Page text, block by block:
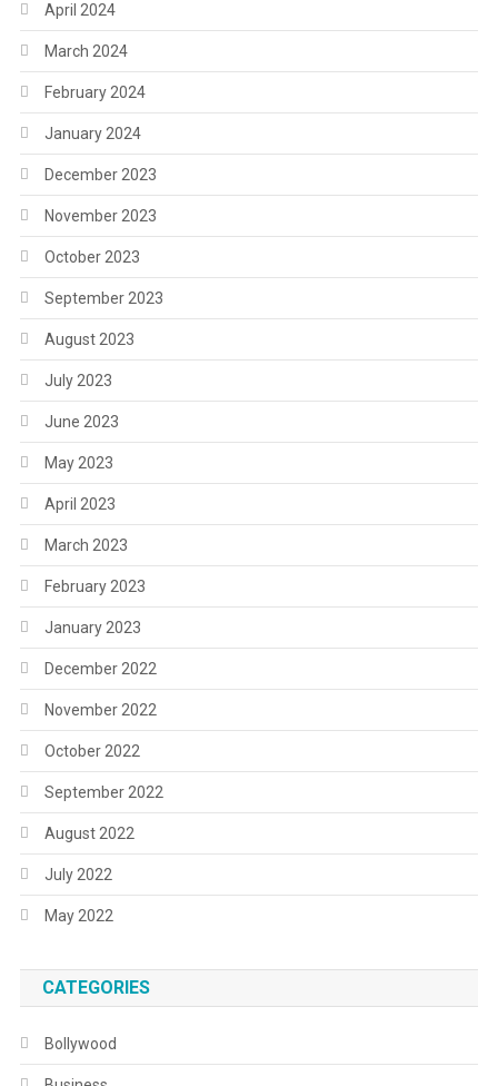
April 2024
March 2024
February 2024
January 2024
December 2023
November 2023
October 2023
September 2023
August 2023
July 2023
June 2023
May 2023
April 2023
March 2023
February 2023
January 2023
December 2022
November 2022
October 2022
September 2022
August 2022
July 2022
May 2022
CATEGORIES
Bollywood